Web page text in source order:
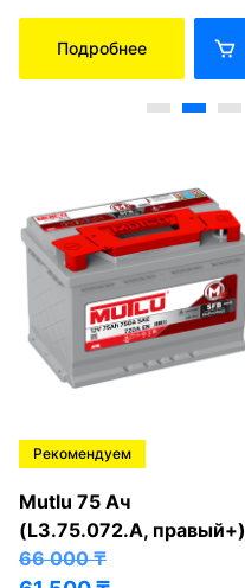
Подробнее
Рекомендуем
Mutlu 75 Ач
(L3.75.072.A, правый+)
66 000₸